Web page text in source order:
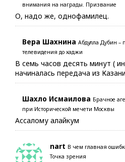
внимания на награды. Призвание
О, надо же, однофамилец.
Вера Шахнина Абдулла Дубин –
телевидения до хаджи
В семь часов десять минут (
начиналась передача из
Шахло Исмаилова Брачное
при Исторической мечети Москвы
Ассалому алайкум
nart В чем главная
Точка зрения